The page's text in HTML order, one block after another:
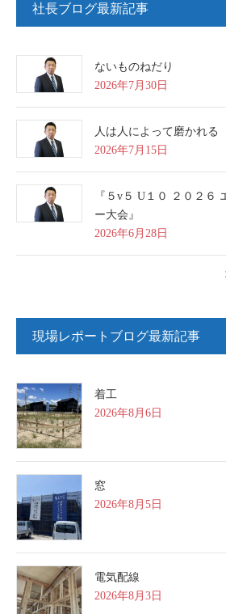
社長ブログ最新記事
ないものねだり
2026年7月30日
人は人によって磨かれる
2026年7月15日
『５v５ U１０ ２０２６
ー大会』
2026年6月28日
現場レポートブログ最新記事
着工
2026年8月6日
窓
2026年8月5日
電気配線
2026年8月3日